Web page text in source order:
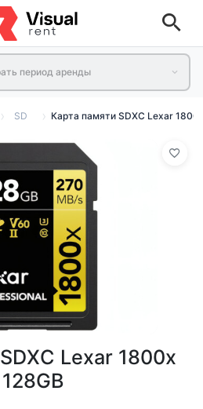
период аренды
SD Карта памяти SDXC Lexar
Lexar 1800x